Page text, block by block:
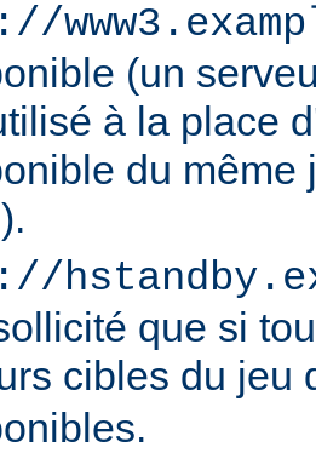
(un
à la place
du même
que si
cibles du jeu